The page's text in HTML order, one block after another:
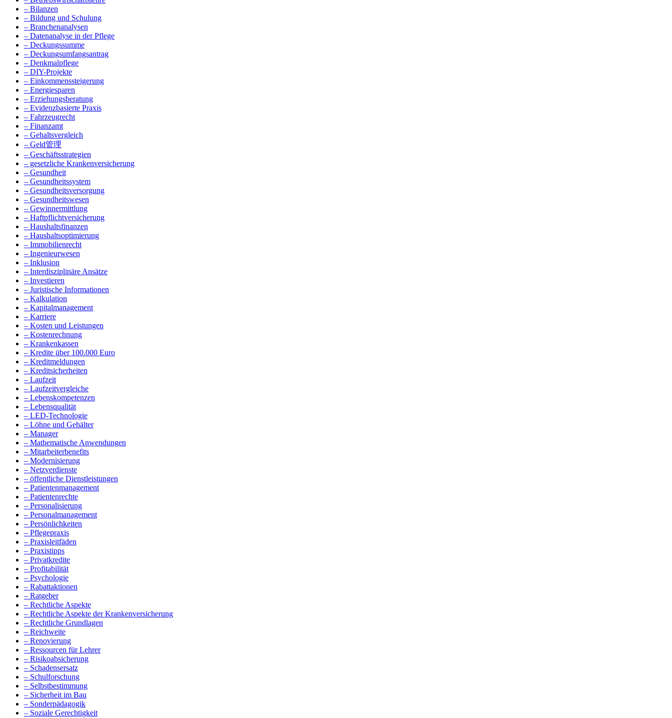
– Bilanzen
– Bildung und Schulung
– Branchenanalysen
– Datenanalyse in der Pflege
– Deckungssumme
– Deckungsumfangsantrag
– Denkmalpflege
– DIY-Projekte
– Einkommenssteigerung
– Energiesparen
– Erziehungsberatung
– Evidenzbasierte Praxis
– Fahrzeugrecht
– Finanzamt
– Gehaltsvergleich
– Geld管理
– Geschäftsstrategien
– gesetzliche Krankenversicherung
– Gesundheit
– Gesundheitssystem
– Gesundheitsversorgung
– Gesundheitswesen
– Gewinnermittlung
– Haftpflichtversicherung
– Haushaltsfinanzen
– Haushaltsoptimierung
– Immobilienrecht
– Ingenieurwesen
– Inklusion
– Interdisziplinäre Ansätze
– Investieren
– Juristische Informationen
– Kalkulation
– Kapitalmanagement
– Karriere
– Kosten und Leistungen
– Kostenrechnung
– Krankenkassen
– Kredite über 100.000 Euro
– Kreditmeldungen
– Kreditsicherheiten
– Laufzeit
– Laufzeitvergleiche
– Lebenskompetenzen
– Lebensqualität
– LED-Technologie
– Löhne und Gehälter
– Manager
– Mathematische Anwendungen
– Mitarbeiterbenefits
– Modernisierung
– Netzverdienste
– öffentliche Dienstleistungen
– Patientenmanagement
– Patientenrechte
– Personalisierung
– Personalmanagement
– Persönlichkeiten
– Pflegepraxis
– Praxisleitfäden
– Praxistipps
– Privatkredite
– Profitabilität
– Psychologie
– Rabattaktionen
– Ratgeber
– Rechtliche Aspekte
– Rechtliche Aspekte der Krankenversicherung
– Rechtliche Grundlagen
– Reichweite
– Renovierung
– Ressourcen für Lehrer
– Risikoabsicherung
– Schadensersatz
– Schulforschung
– Selbstbestimmung
– Sicherheit im Bau
– Sonderpädagogik
– Soziale Gerechtigkeit